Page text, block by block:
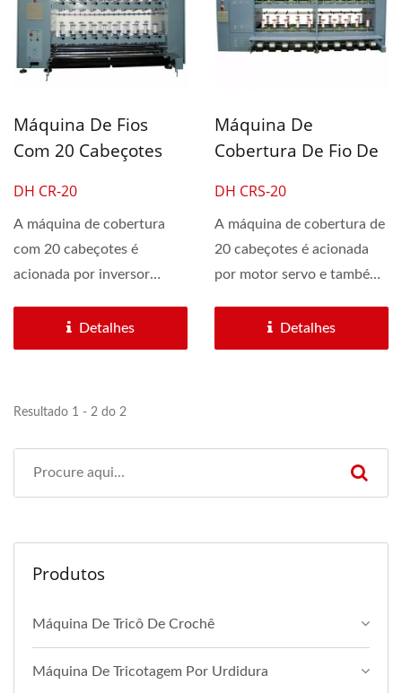
Máquina De Fios
Com 20 Cabeçotes
Simples E Duplos
DH CR-20
A máquina de cobertura
com 20 cabeçotes é
acionada por inversor
Detalhes
Máquina De
Cobertura De Fio De
Controlada Por Motor
Servo Para Fio
Coberto Único E
Duplo.
DH CRS-20
A máquina de cobertura de
20 cabeçotes é acionada
por motor servo e também
Detalhes
Resultado 1 - 2 do 2
Produtos
Máquina De Tricô De Crochê
Máquina De Tricotagem Por Urdidura